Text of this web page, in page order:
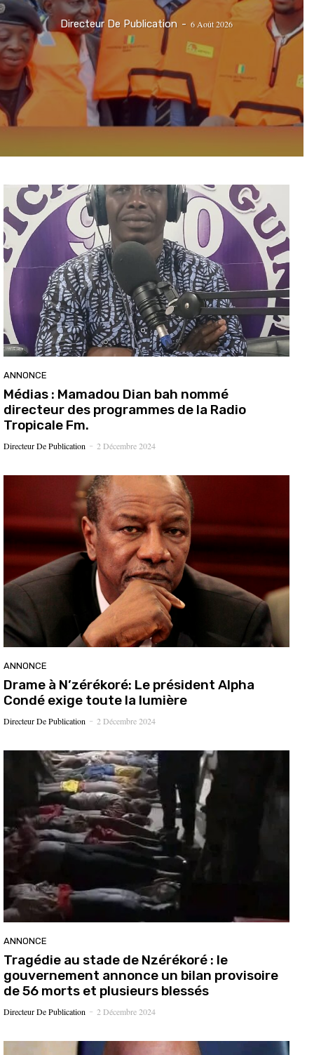
Directeur De Publication - 6 Août 2026
ANNONCE
Médias : Mamadou Dian bah nommé
directeur des programmes de la Radio
Tropicale Fm.
Directeur De Publication - 2 Décembre 2024
ANNONCE
Drame à N’zérékoré: Le président Alpha
Condé exige toute la lumière
Directeur De Publication - 2 Décembre 2024
ANNONCE
Tragédie au stade de Nzérékoré : le
gouvernement annonce un bilan provisoire
de 56 morts et plusieurs blessés
Directeur De Publication - 2 Décembre 2024